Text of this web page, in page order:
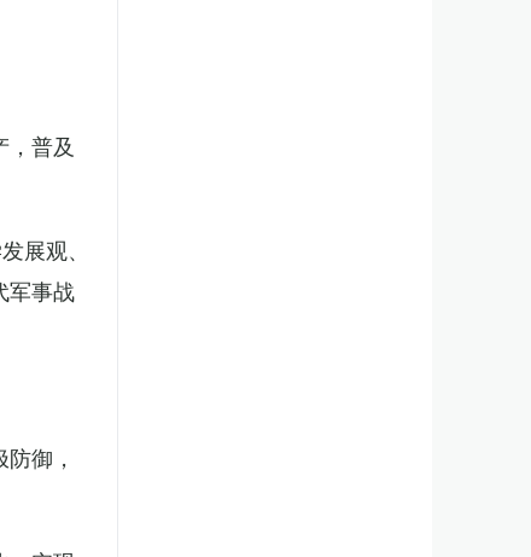
普及
展观、
军事战
御，